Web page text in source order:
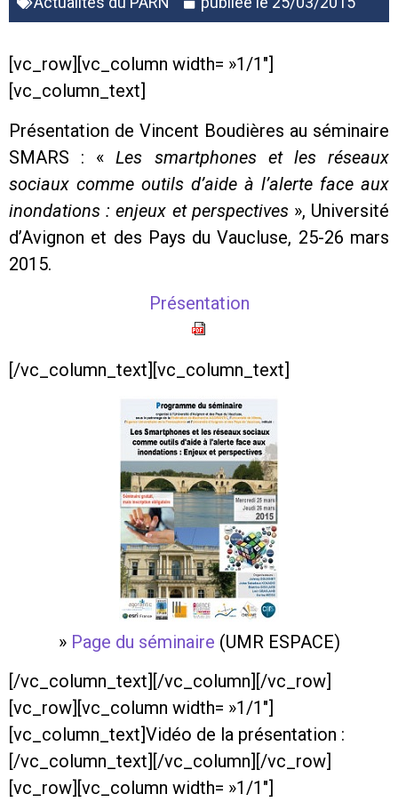
[vc_row][vc_column width= »1/1″]
[vc_column_text]
Présentation de Vincent Boudières au séminaire
SMARS : «Les smartphones et les réseaux
sociaux comme outils d’aide à l’alerte face aux
inondations : enjeux et perspectives», Université
d’Avignon et des Pays du Vaucluse, 25-26 mars
2015.
Présentation
[/vc_column_text][vc_column_text]
» Page du séminaire (UMR ESPACE)
[/vc_column_text][/vc_column][/vc_row]
[vc_row][vc_column width= »1/1″]
[vc_column_text]Vidéo de la présentation :
[/vc_column_text][/vc_column][/vc_row]
[vc_row][vc_column width= »1/1″]